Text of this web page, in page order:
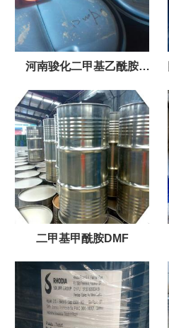
河南骏化二甲基乙酰胺
DMAC
二甲基甲酰胺DMF